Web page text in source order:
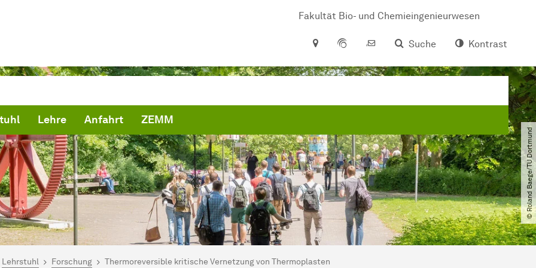
Fakultät Bio- und Chemieingenieurwesen
Suche
Kontrast
Lehre Anfahrt ZEMM
© Roland Baege​/​TU Dortmund
hier:
Lehrstuhl Forschung Thermoreversible kritische Vernetzung von Thermoplasten